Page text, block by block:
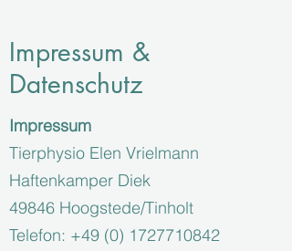
Impressum &
Datenschutz
Impressum
Tierphysio Elen Vrielmann
Haftenkamper Diek
49846 Hoogstede/Tinholt
Telefon: +49 (0) 1727710842